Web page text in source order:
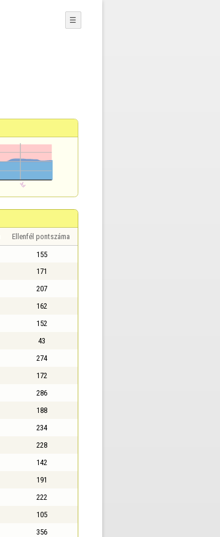
☰
Ellenfél pontszáma
155
171
207
162
152
43
274
172
286
188
234
228
142
191
222
105
356